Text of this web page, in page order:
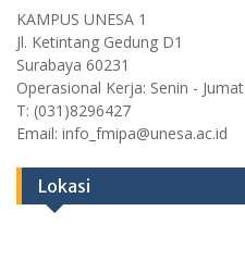
KAMPUS UNESA 1
Jl. Ketintang Gedung D1
Surabaya 60231
Operasional Kerja: Senin -
T: (031)8296427
Email: info_fmipa@unesa.ac.id
Lokasi